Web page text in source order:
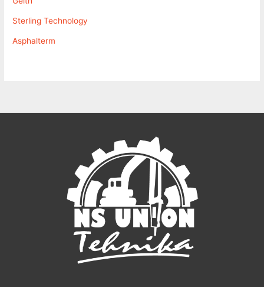
Sterling Technology
Asphalterm